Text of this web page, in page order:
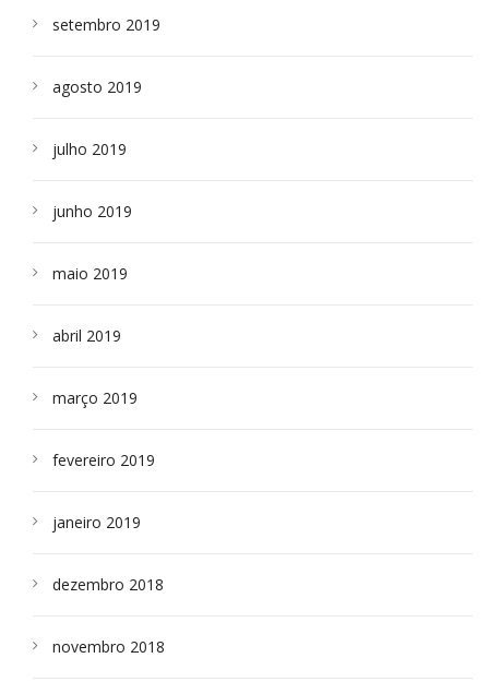
setembro 2019
agosto 2019
julho 2019
junho 2019
maio 2019
abril 2019
março 2019
fevereiro 2019
janeiro 2019
dezembro 2018
novembro 2018